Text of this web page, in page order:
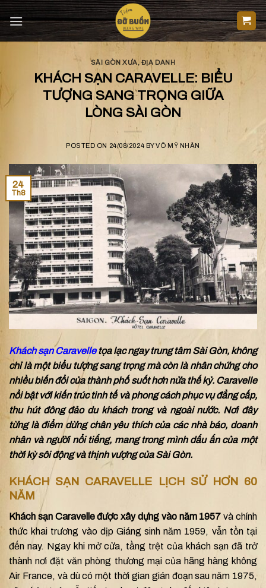
Skip
to
content
SÀI GÒN XƯA, ĐỊA DANH
KHÁCH SẠN CARAVELLE: BIỂU
TƯỢNG SANG TRỌNG GIỮA
LÒNG SÀI GÒN
POSTED ON 24/08/2024 BYVÕ MỸ NHÂN
24
Th8
Khách sạn Caravelletọa lạc ngay trung tâm Sài Gòn, không
chỉ là một biểu tượng sang trọng mà còn là nhân chứng cho
nhiều biến đổi của thành phố suốt hơn nửa thế kỷ. Caravelle
nổi bật với kiến trúc tinh tế và phong cách phục vụ đẳng cấp,
thu hút đông đảo du khách trong và ngoài nước. Nơi đây
từng là điểm dừng chân yêu thích của các nhà báo, doanh
nhân và người nổi tiếng, mang trong mình dấu ấn của một
thời kỳ sôi động và thịnh vượng của Sài Gòn.
KHÁCH SẠN CARAVELLE LỊCH SỬ HƠN 60
NĂM
Khách sạn Caravelle được xây dựng vào năm 1957 và chính
thức khai trương vào dịp Giáng sinh năm 1959, vẫn tồn tại
đến nay. Ngay khi mở cửa, tầng trệt của khách sạn đã trở
thành nơi đặt văn phòng thương mại của hãng hàng không
Air France, và dù có một thời gian gián đoạn sau năm 1975,